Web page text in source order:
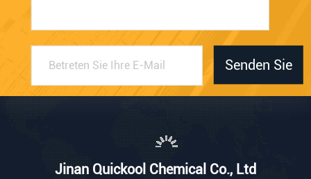
Senden Sie
Jinan Quickool Chemical Co., Ltd